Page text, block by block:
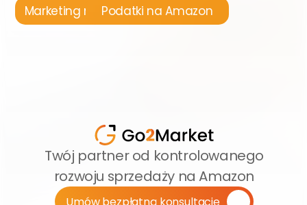
Marketing na AmazonPodatki na Amazon
Twój partner od kontrolowanego
rozwoju sprzedaży na Amazon
Umów bezpłatną konsultację